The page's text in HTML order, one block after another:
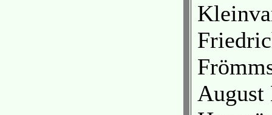
August